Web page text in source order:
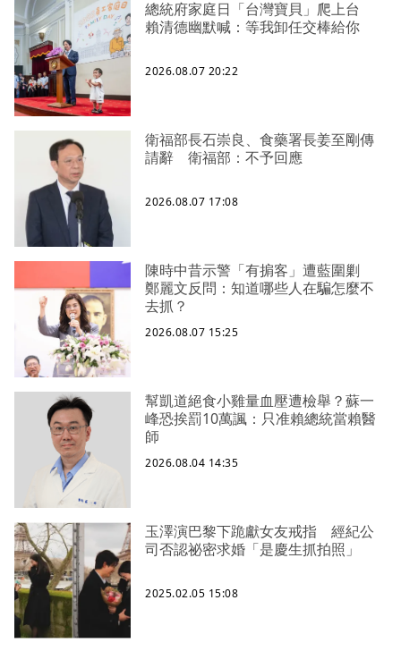
總統府家庭日「台灣寶貝」爬上台
賴清德幽默喊：等我卸任交棒給你
2026.08.07 20:22
衛福部長石崇良、食藥署長姜至剛傳
請辭 衛福部：不予回應
2026.08.07 17:08
陳時中昔示警「有掮客」遭藍圍剿
鄭麗文反問：知道哪些人在騙怎麼不
去抓？
2026.08.07 15:25
幫凱道絕食小雞量血壓遭檢舉？蘇一
峰恐挨罰10萬諷：只准賴總統當賴醫
師
2026.08.04 14:35
玉澤演巴黎下跪獻女友戒指 經紀公
司否認祕密求婚「是慶生抓拍照」
2025.02.05 15:08